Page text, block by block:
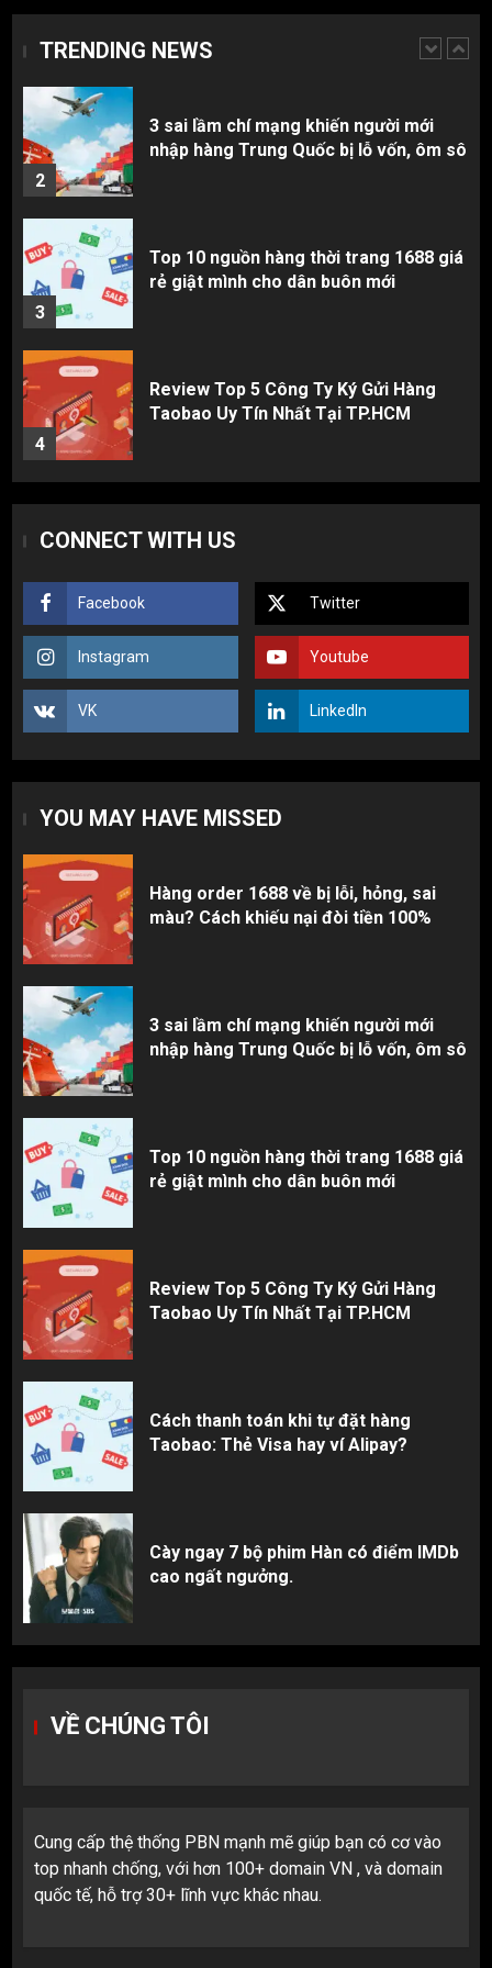
TRENDING NEWS
2
nhập hàng Trung Quốc bị lỗ vốn, ôm sô
3
Top 10 nguồn hàng thời trang 1688 giá
rẻ giật mình cho dân buôn mới
4
Review Top 5 Công Ty Ký Gửi Hàng
Taobao Uy Tín Nhất Tại TP.HCM
5
Cách thanh toán khi tự đặt hàng
Taobao: Thẻ Visa hay ví Alipay?
màu? Cách khiếu nại đòi tiền 100%
2
3 sai lầm chí mạng khiến người mới
nhập hàng Trung Quốc bị lỗ vốn, ôm sô
Top 10 nguồn hàng thời trang 1688 giá
rẻ giật mình cho dân buôn mới
CONNECT WITH US
Facebook Twitter
Instagram Youtube
VK LinkedIn
YOU MAY HAVE MISSED
Hàng order 1688 về bị lỗi, hỏng, sai
màu? Cách khiếu nại đòi tiền 100%
3 sai lầm chí mạng khiến người mới
nhập hàng Trung Quốc bị lỗ vốn, ôm sô
Top 10 nguồn hàng thời trang 1688 giá
rẻ giật mình cho dân buôn mới
Review Top 5 Công Ty Ký Gửi Hàng
Taobao Uy Tín Nhất Tại TP.HCM
Cách thanh toán khi tự đặt hàng
Taobao: Thẻ Visa hay ví Alipay?
Cày ngay 7 bộ phim Hàn có điểm IMDb
cao ngất ngưởng.
VỀ CHÚNG TÔI
Cung cấp thệ thống PBN mạnh mẽ giúp bạn có cơ vào
top nhanh chống, với hơn 100+ domain VN , và domain
quốc tế, hỗ trợ 30+ lĩnh vực khác nhau.